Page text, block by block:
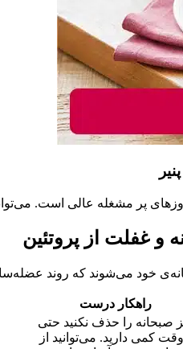
پر مشغله عالی است.
و غفلت از پروتئین
خود می‌شوند که روند
راهکار درست
صبحانه را حذف نکنید حتی
وقت کمی دارید. می‌توانید از